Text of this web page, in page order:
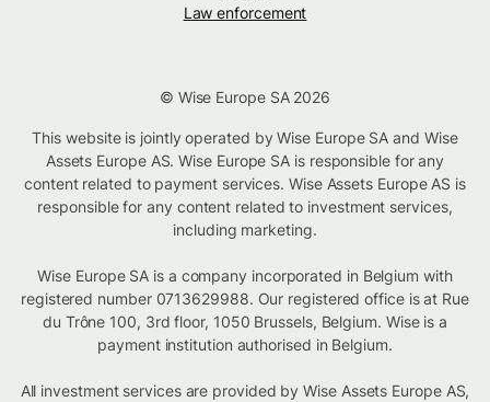
Law enforcement
© Wise Europe SA 2026
This website is jointly operated by Wise Europe SA and Wise
Assets Europe AS. Wise Europe SA is responsible for any
content related to payment services. Wise Assets Europe AS is
responsible for any content related to investment services,
including marketing.
Wise Europe SA is a company incorporated in Belgium with
registered number 0713629988. Our registered office is at Rue
du Trône 100, 3rd floor, 1050 Brussels, Belgium. Wise is a
payment institution authorised in Belgium.
All investment services are provided by Wise Assets Europe AS,